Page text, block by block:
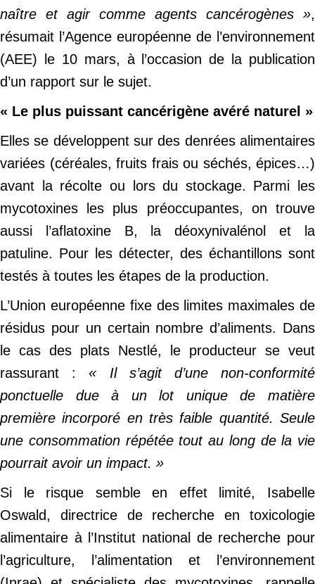
naître et agir comme agents cancérogènes »,
résumait l’Agence européenne de l’environnement
(AEE) le 10 mars, à l’occasion de la publication
d’un rapport sur le sujet.
« Le plus puissant cancérigène avéré naturel »
Elles se développent sur des denrées alimentaires
variées (céréales, fruits frais ou séchés, épices…)
avant la récolte ou lors du stockage. Parmi les
mycotoxines les plus préoccupantes, on trouve
aussi l’aflatoxine B, la déoxynivalénol et la
patuline. Pour les détecter, des échantillons sont
testés à toutes les étapes de la production.
L’Union européenne fixe des limites maximales de
résidus pour un certain nombre d’aliments. Dans
le cas des plats Nestlé, le producteur se veut
rassurant :« Il s’agit d’une non-conformité
ponctuelle due à un lot unique de matière
première incorporé en très faible quantité. Seule
une consommation répétée tout au long de la vie
pourrait avoir un impact. »
Si le risque semble en effet limité, Isabelle
Oswald, directrice de recherche en toxicologie
alimentaire à l’Institut national de recherche pour
l’agriculture, l’alimentation et l’environnement